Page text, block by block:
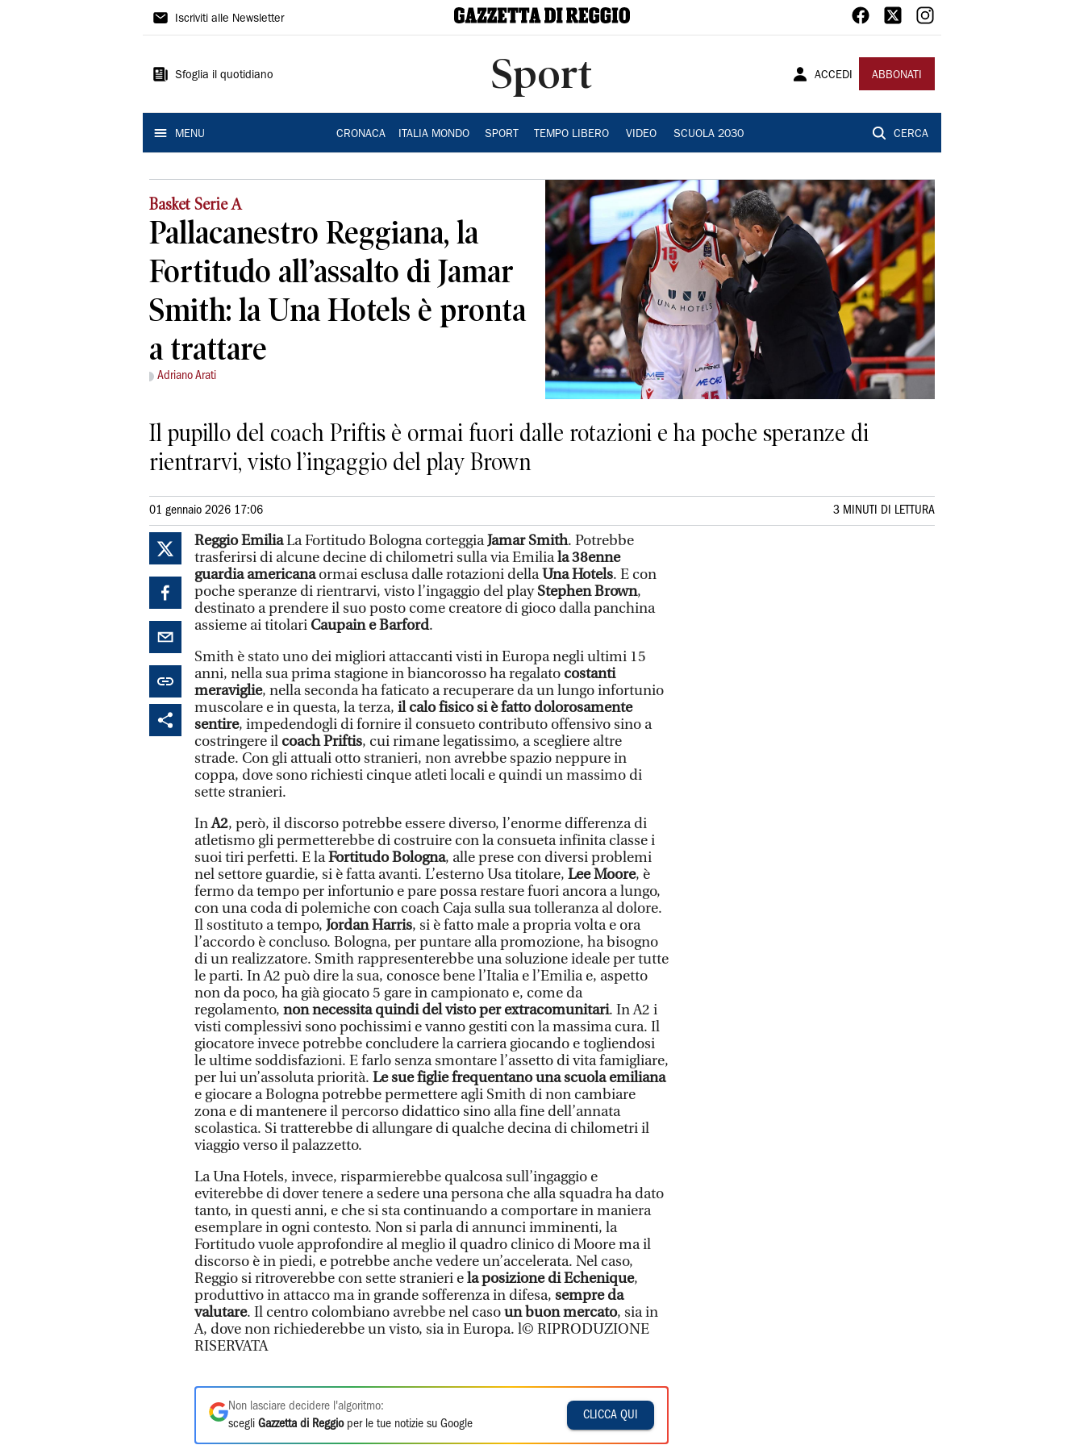
Gazzetta
Reggio
Iscriviti alle Newsletter
Sfoglia il quotidiano Sport ACCEDI ABBONATI
MENU CRONACA ITALIA MONDO SPORT TEMPO LIBERO VIDEO SCUOLA 2030 CERCA
Basket Serie A
Pallacanestro Reggiana, la
Fortitudo all’assalto di Jamar
Smith: la Una Hotels è pronta
a trattare
Adriano Arati
Il pupillo del coach Priftis è ormai fuori dalle rotazioni e ha poche speranze di
rientrarvi, visto l’ingaggio del play Brown
01 gennaio 2026 17:06 3 MINUTI DI LETTURA
Reggio EmiliaLa Fortitudo Bologna corteggiaJamar Smith. Potrebbe
trasferirsi di alcune decine di chilometri sulla via Emiliala 38enne
guardia americanaormai esclusa dalle rotazioni dellaUna Hotels. E con
poche speranze di rientrarvi, visto l’ingaggio del playStephen Brown,
destinato a prendere il suo posto come creatore di gioco dalla panchina
assieme ai titolari Caupain e Barford.
Smith è stato uno dei migliori attaccanti visti in Europa negli ultimi 15
anni, nella sua prima stagione in biancorosso ha regalato costanti
meraviglie, nella seconda ha faticato a recuperare da un lungo infortunio
muscolare e in questa, la terza, il calo fisico si è fatto dolorosamente
sentire, impedendogli di fornire il consueto contributo offensivo sino a
costringere il coach Priftis, cui rimane legatissimo, a scegliere altre
strade. Con gli attuali otto stranieri, non avrebbe spazio neppure in
coppa, dove sono richiesti cinque atleti locali e quindi un massimo di
sette stranieri.
InA2, però, il discorso potrebbe essere diverso, l’enorme differenza di
atletismo gli permetterebbe di costruire con la consueta infinita classe i
suoi tiri perfetti. E laFortitudo Bologna, alle prese con diversi problemi
nel settore guardie, si è fatta avanti. L’esterno Usa titolare, Lee Moore, è
fermo da tempo per infortunio e pare possa restare fuori ancora a lungo,
con una coda di polemiche con coach Caja sulla sua tolleranza al dolore.
Il sostituto a tempo, Jordan Harris, si è fatto male a propria volta e ora
l’accordo è concluso. Bologna, per puntare alla promozione, ha bisogno
di un realizzatore. Smith rappresenterebbe una soluzione ideale per tutte
le parti. In A2 può dire la sua, conosce bene l’Italia e l’Emilia e, aspetto
non da poco, ha già giocato 5 gare in campionato e, come da
regolamento, non necessita quindi del visto per extracomunitari. In A2 i
visti complessivi sono pochissimi e vanno gestiti con la massima cura. Il
giocatore invece potrebbe concludere la carriera giocando e togliendosi
le ultime soddisfazioni. E farlo senza smontare l’assetto di vita famigliare,
per lui un’assoluta priorità. Le sue figlie frequentano una scuola emiliana
e giocare a Bologna potrebbe permettere agli Smith di non cambiare
zona e di mantenere il percorso didattico sino alla fine dell’annata
scolastica. Si tratterebbe di allungare di qualche decina di chilometri il
viaggio verso il palazzetto.
La Una Hotels, invece, risparmierebbe qualcosa sull’ingaggio e
eviterebbe di dover tenere a sedere una persona che alla squadra ha dato
tanto, in questi anni, e che si sta continuando a comportare in maniera
esemplare in ogni contesto. Non si parla di annunci imminenti, la
Fortitudo vuole approfondire al meglio il quadro clinico di Moore ma il
discorso è in piedi, e potrebbe anche vedere un’accelerata. Nel caso,
Reggio si ritroverebbe con sette stranieri ela posizione di Echenique,
produttivo in attacco ma in grande sofferenza in difesa, sempre da
valutare. Il centro colombiano avrebbe nel casoun buon mercato, sia in
A, dove non richiederebbe un visto, sia in Europa. l© RIPRODUZIONE
RISERVATA
Non lasciare decidere l'algoritmo:
scegli Gazzetta di Reggioper le tue notizie su Google
CLICCA QUI